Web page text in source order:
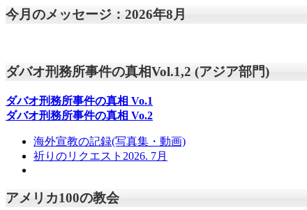
今月のメッセージ：2026年8月
ダバオ刑務所事件の真相Vol.1,2 (アジア部門)
ダバオ刑務所事件の真相 Vo.1
ダバオ刑務所事件の真相 Vo.2
海外宣教の記録(写真集・動画)
祈りのリクエスト2026. 7月
アメリカ100の教会